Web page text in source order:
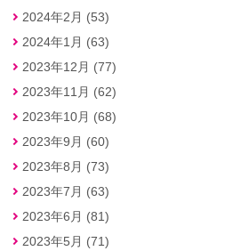
2024年2月 (53)
2024年1月 (63)
2023年12月 (77)
2023年11月 (62)
2023年10月 (68)
2023年9月 (60)
2023年8月 (73)
2023年7月 (63)
2023年6月 (81)
2023年5月 (71)